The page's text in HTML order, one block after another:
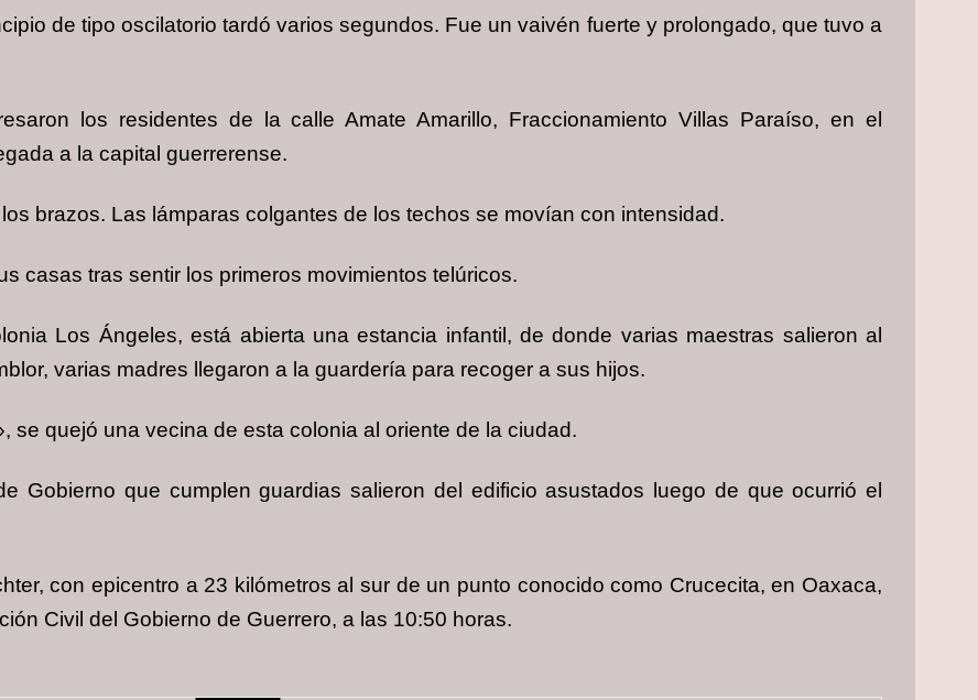
de tipo oscilatorio tardó varios segundos. Fue un vaivén fuerte y prolongado, que tuvo a
los residentes de la calle Amate Amarillo, Fraccionamiento Villas Paraíso, en el
a la capital guerrerense.
brazos. Las lámparas colgantes de los techos se movían con intensidad.
casas tras sentir los primeros movimientos telúricos.
Los Ángeles, está abierta una estancia infantil, de donde varias maestras salieron al
varias madres llegaron a la guardería para recoger a sus hijos.
se quejó una vecina de esta colonia al oriente de la ciudad.
Gobierno que cumplen guardias salieron del edificio asustados luego de que ocurrió el
con epicentro a 23 kilómetros al sur de un punto conocido como Crucecita, en Oaxaca,
Civil del Gobierno de Guerrero, a las 10:50 horas.